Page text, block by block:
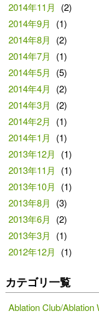
2014年11月
(2)
2014年9月
(1)
2014年8月
(2)
2014年7月
(1)
2014年5月
(5)
2014年4月
(2)
2014年3月
(2)
2014年2月
(1)
2014年1月
(1)
2013年12月
(1)
2013年11月
(1)
2013年10月
(1)
2013年8月
(3)
2013年6月
(2)
2013年3月
(1)
2012年12月
(1)
カテゴリ一覧
Ablation Club/Ablation